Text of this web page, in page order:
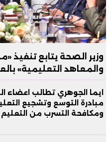
وزير الصحة يتابع تنفيذ
والمعاهد التعليمية»
ايما الجوهري تطالب اعضاء
مبادرة التوسع وتشجيع
ومكافحة التسرب من التعليم